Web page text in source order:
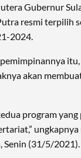
Gubernur
resmi terpilih
2024.
akan
program
Senin (31/5/2021).